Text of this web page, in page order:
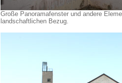
Große Panoramafenster und andere
landschaftlichen Bezug.